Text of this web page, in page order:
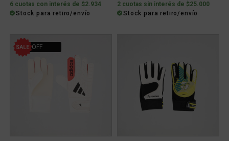
6 cuotas con interés de $2.934
Stock para retiro/envío
2 cuotas sin interés de $25.000
Stock para retiro/envío
30% OFF